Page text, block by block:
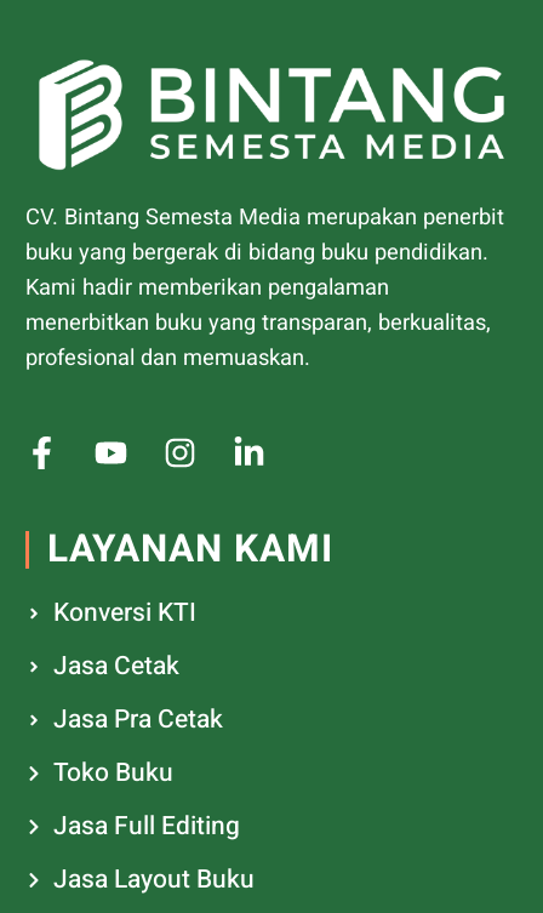
CV. Bintang Semesta Media merupakan penerbit
buku yang bergerak di bidang buku pendidikan.
Kami hadir memberikan pengalaman
menerbitkan buku yang transparan, berkualitas,
profesional dan memuaskan.
LAYANAN KAMI
Konversi KTI
Jasa Cetak
Jasa Pra Cetak
Toko Buku
Jasa Full Editing
Jasa Layout Buku